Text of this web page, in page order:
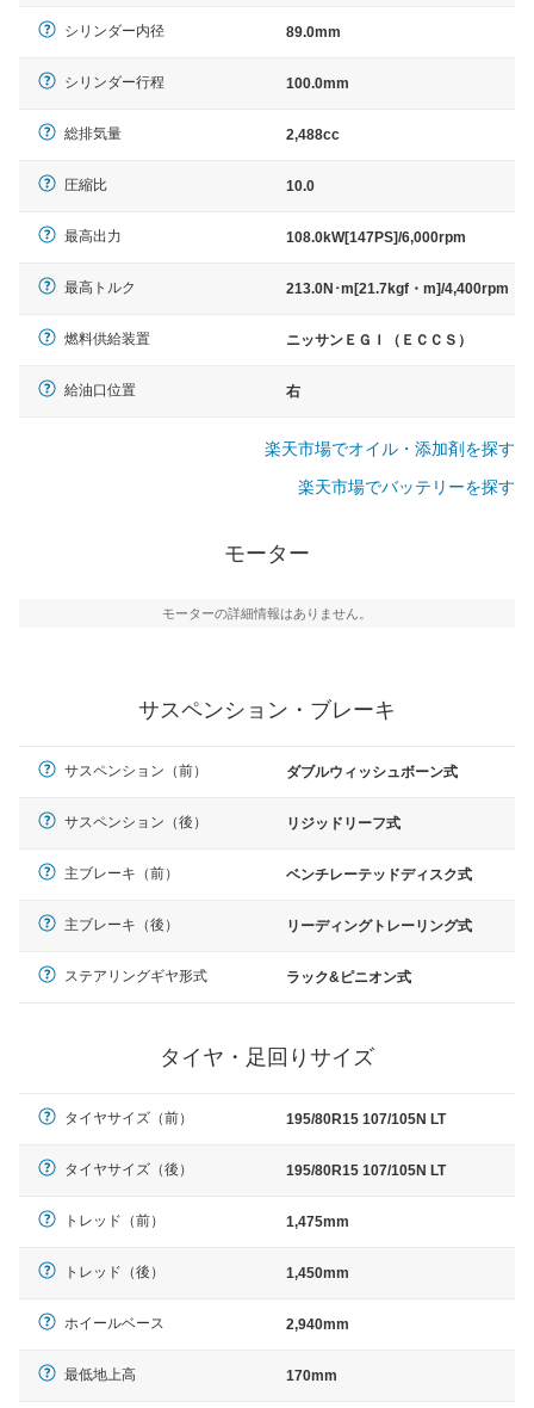
シリンダー内径 89.0mm
シリンダー行程 100.0mm
総排気量 2,488cc
圧縮比 10.0
最高出力 108.0kW[147PS]/6,000rpm
最高トルク 213.0N･m[21.7kgf・m]/4,400rpm
燃料供給装置 ニッサンＥＧＩ（ＥＣＣＳ）
給油口位置 右
楽天市場でオイル・添加剤を探す
楽天市場でバッテリーを探す
モーター
モーターの詳細情報はありません。
サスペンション・ブレーキ
サスペンション（前） ダブルウィッシュボーン式
サスペンション（後） リジッドリーフ式
主ブレーキ（前） ベンチレーテッドディスク式
主ブレーキ（後） リーディングトレーリング式
ステアリングギヤ形式 ラック&ピニオン式
タイヤ・足回りサイズ
タイヤサイズ（前） 195/80R15 107/105N LT
タイヤサイズ（後） 195/80R15 107/105N LT
トレッド（前） 1,475mm
トレッド（後） 1,450mm
ホイールベース 2,940mm
最低地上高 170mm